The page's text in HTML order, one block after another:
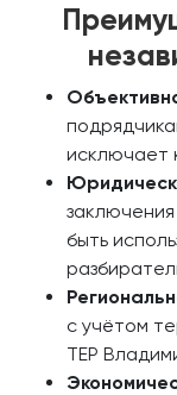
исключает
быть
с учётом
ТЕР